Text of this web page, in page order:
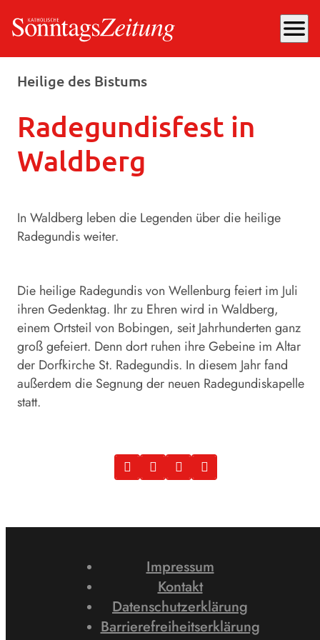
menu
Freitag, 11.07.2025, 09:43 Uhr
Heilige des Bistums
Radegundisfest in
Waldberg
In Waldberg leben die Legenden über die heilige
Radegundis weiter.
Die heilige Radegundis von Wellenburg feiert im Juli
ihren Gedenktag. Ihr zu Ehren wird in Waldberg,
einem Ortsteil von Bobingen, seit Jahrhunderten ganz
groß gefeiert. Denn dort ruhen ihre Gebeine im Altar
der Dorfkirche St. Radegundis. In diesem Jahr fand
außerdem die Segnung der neuen Radegundiskapelle
statt.
Impressum
Kontakt
Datenschutzerklärung
Barrierefreiheitserklärung